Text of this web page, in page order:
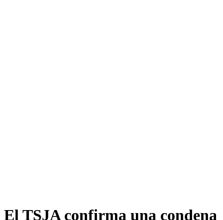
El TSJA confirma una condena